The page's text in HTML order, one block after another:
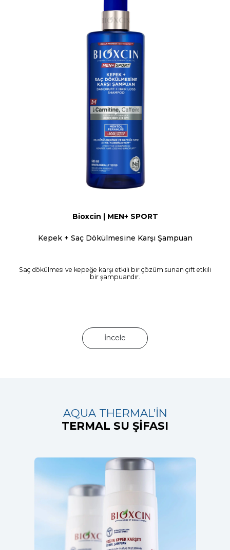
Bioxcin | MEN+ SPORT
Kepek + Saç Dökülmesine Karşı Şampuan
Saç dökülmesi ve kepeğe karşı etkili bir çözüm sunan çift etkili
bir şampuandır.
İncele
AQUA THERMAL’İN
TERMAL SU ŞİFASI